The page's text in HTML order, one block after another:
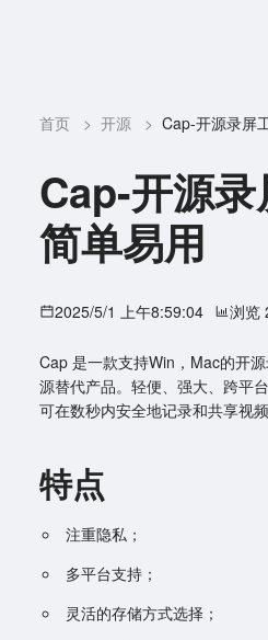
首页 > 开源 > Cap-开源录屏
Cap-开源录
简单易用
2025/5/1 上午8:59:04 浏览
Cap 是一款支持Win，Mac的开
源替代产品。轻便、强大、跨平
可在数秒内安全地记录和共享视频
特点
注重隐私；
多平台支持；
灵活的存储方式选择；